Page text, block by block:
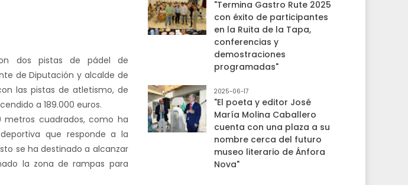
dos pistas de pádel de
de Diputación y alcalde de
las pistas de atletismo, de
a 189.000 euros.
metros cuadrados, como ha
que responde a la
se ha destinado a alcanzar
la zona de rampas para
"Termina Gastro Rute 2025
con éxito de participantes
en la Ruita de la Tapa,
conferencias y
demostraciones
programadas"
2025-06-17
"El poeta y editor José
María Molina Caballero
cuenta con una plaza a su
nombre cerca del futuro
museo literario de Ánfora
Nova"